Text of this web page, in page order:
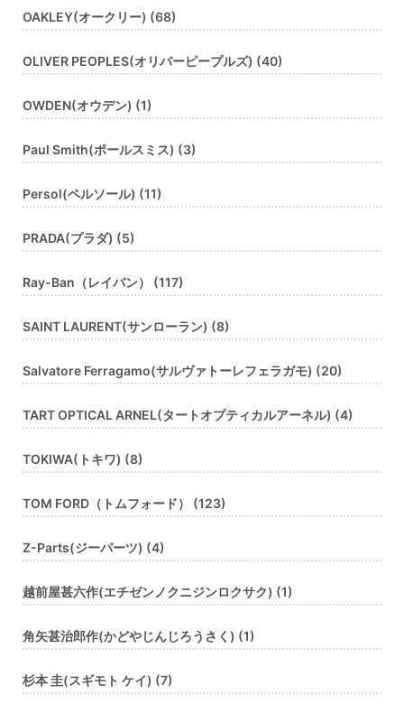
OAKLEY(オークリー) (68)
OLIVER PEOPLES(オリバーピープルズ) (40)
OWDEN(オウデン) (1)
Paul Smith(ポールスミス) (3)
Persol(ペルソール) (11)
PRADA(プラダ) (5)
Ray-Ban（レイバン） (117)
SAINT LAURENT(サンローラン) (8)
Salvatore Ferragamo(サルヴァトーレフェラガモ) (20)
TART OPTICAL ARNEL(タートオプティカルアーネル) (4)
TOKIWA(トキワ) (8)
TOM FORD（トムフォード） (123)
Z-Parts(ジーパーツ) (4)
越前屋甚六作(エチゼンノクニジンロクサク) (1)
角矢甚治郎作(かどやじんじろうさく) (1)
杉本 圭(スギモト ケイ) (7)